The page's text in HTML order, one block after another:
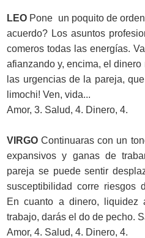
LEO Pone un poquito de
acuerdo? Los asuntos
comeros todas las energías.
afianzando y, encima, el
las urgencias de la pareja,
limochi! Ven, vida...
Amor, 3. Salud, 4. Dinero, 4.
VIRGO Continuaras con un
expansivos y ganas de
pareja se puede sentir
susceptibilidad corre riesgos
En cuanto a dinero, liquidez
trabajo, darás el do de pecho.
Amor, 4. Salud, 4. Dinero, 4.